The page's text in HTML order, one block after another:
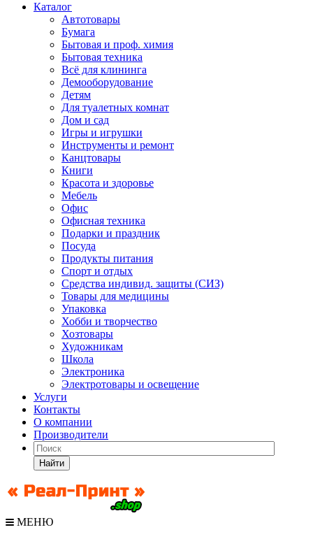
Каталог
Автотовары
Бумага
Бытовая и проф. химия
Бытовая техника
Всё для клининга
Демооборудование
Детям
Для туалетных комнат
Дом и сад
Игры и игрушки
Инструменты и ремонт
Канцтовары
Книги
Красота и здоровье
Мебель
Офис
Офисная техника
Подарки и праздник
Посуда
Продукты питания
Спорт и отдых
Средства индивид. защиты (СИЗ)
Товары для медицины
Упаковка
Хобби и творчество
Хозтовары
Художникам
Школа
Электроника
Электротовары и освещение
Услуги
Контакты
О компании
Производители
Найти
МЕНЮ